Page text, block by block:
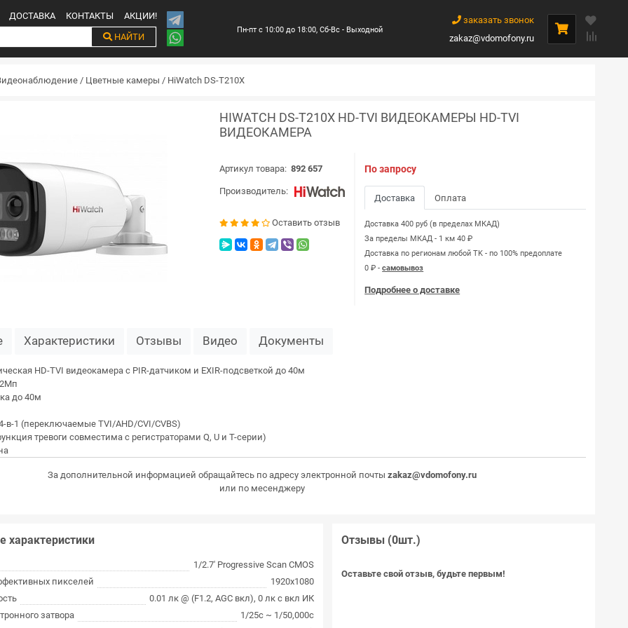
ДОСТАВКА КОНТАКТЫ
АКЦИИ!
НАЙТИ
Пн-пт с 10:00 до 18:00, Сб-Вс - Выходной
заказать звонок
zakaz@vdomofony.ru
/ Цветные камеры / HiWatch DS-T210X
HIWATCH DS-T210X HD-TVI ВИДЕОКАМЕРЫ HD-TVI
ВИДЕОКАМЕРА
Артикул товара: 892 657
Производитель:
Оставить отзыв
По запросу
Доставка Оплата
Доставка 400 руб (в пределах МКАД)
За пределы МКАД - 1 км 40 ₽
Доставка по регионам любой TK - по 100% предоплате
0 ₽ -самовывоз
Подробнее о доставке
Характеристики Отзывы Видео Документы
HD-TVI видеокамера с PIR-датчиком и EXIR-подсветкой до 40м
до 40м
в-1 (переключаемые TVI/AHD/CVI/CVBS)
тревоги совместима с регистраторами Q, U и T-серии)
За дополнительной информацией обращайтесь по адресу электронной почты zakaz@vdomofony.ru
или по месенджеру
характеристики
1/2.7' Progressive Scan CMOS
пикселей
1920х1080
0.01 лк @ (F1.2, AGC вкл), 0 лк с вкл ИК
затвора
1/25с ~ 1/50,000с
Отзывы (0шт.)
Оставьте свой отзыв, будьте первым!